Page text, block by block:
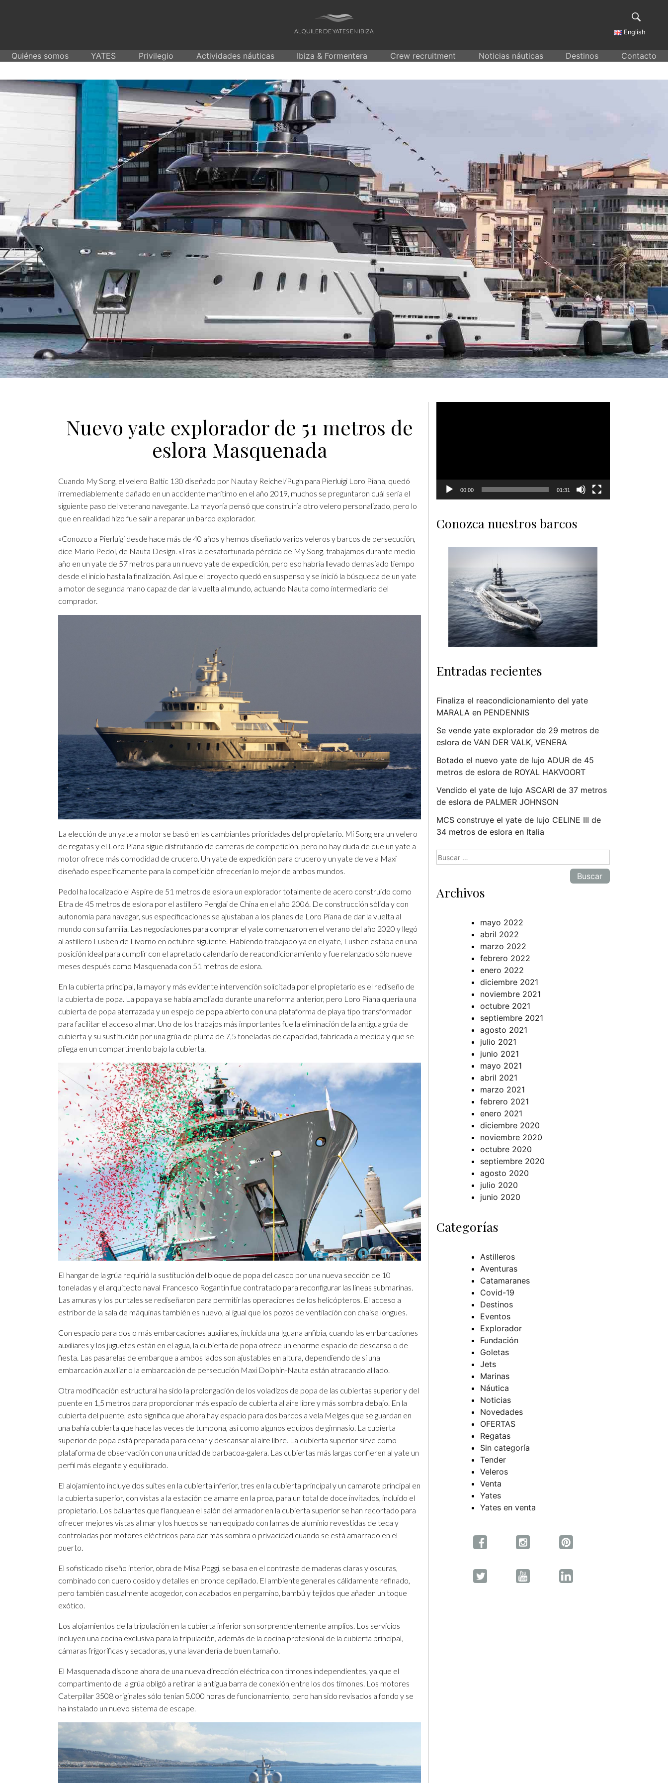
ALQUILER DE YATES EN IBIZA English
Quiénes somos YATES Privilegio Actividades náuticas Ibiza & Formentera Crew recruitment Noticias náuticas Destinos Contacto
Nuevo yate explorador de 51 metros de
eslora Masquenada
Cuando My Song, el velero Baltic 130 diseñado por Nauta y Reichel/Pugh para Pierluigi Loro Piana, quedó
irremediablemente dañado en un accidente marítimo en el año 2019, muchos se preguntaron cuál sería el
siguiente paso del veterano navegante. La mayoría pensó que construiría otro velero personalizado, pero lo
que en realidad hizo fue salir a reparar un barco explorador.
«Conozco a Pierluigi desde hace más de 40 años y hemos diseñado varios veleros y barcos de persecución,
dice Mario Pedol, de Nauta Design. «Tras la desafortunada pérdida de My Song, trabajamos durante medio
año en un yate de 57 metros para un nuevo yate de expedición, pero eso habría llevado demasiado tiempo
desde el inicio hasta la finalización. Así que el proyecto quedó en suspenso y se inició la búsqueda de un yate
a motor de segunda mano capaz de dar la vuelta al mundo, actuando Nauta como intermediario del
comprador.
La elección de un yate a motor se basó en las cambiantes prioridades del propietario. Mi Song era un velero
de regatas y el Loro Piana sigue disfrutando de carreras de competición, pero no hay duda de que un yate a
motor ofrece más comodidad de crucero. Un yate de expedición para crucero y un yate de vela Maxi
diseñado específicamente para la competición ofrecerían lo mejor de ambos mundos.
Pedol ha localizado el Aspire de 51 metros de eslora un explorador totalmente de acero construido como
Etra de 45 metros de eslora por el astillero Penglai de China en el año 2006. De construcción sólida y con
autonomía para navegar, sus especificaciones se ajustaban a los planes de Loro Piana de dar la vuelta al
mundo con su familia. Las negociaciones para comprar el yate comenzaron en el verano del año 2020 y llegó
al astillero Lusben de Livorno en octubre siguiente. Habiendo trabajado ya en el yate, Lusben estaba en una
posición ideal para cumplir con el apretado calendario de reacondicionamiento y fue relanzado sólo nueve
meses después como Masquenada con 51 metros de eslora.
En la cubierta principal, la mayor y más evidente intervención solicitada por el propietario es el rediseño de
la cubierta de popa. La popa ya se había ampliado durante una reforma anterior, pero Loro Piana quería una
cubierta de popa aterrazada y un espejo de popa abierto con una plataforma de playa tipo transformador
para facilitar el acceso al mar. Uno de los trabajos más importantes fue la eliminación de la antigua grúa de
cubierta y su sustitución por una grúa de pluma de 7,5 toneladas de capacidad, fabricada a medida y que se
pliega en un compartimento bajo la cubierta.
El hangar de la grúa requirió la sustitución del bloque de popa del casco por una nueva sección de 10
toneladas y el arquitecto naval Francesco Rogantin fue contratado para reconfigurar las líneas submarinas.
Las amuras y los puntales se rediseñaron para permitir las operaciones de los helicópteros. El acceso a
estribor de la sala de máquinas también es nuevo, al igual que los pozos de ventilación con chaise longues.
Con espacio para dos o más embarcaciones auxiliares, incluida una Iguana anfibia, cuando las embarcaciones
auxiliares y los juguetes están en el agua, la cubierta de popa ofrece un enorme espacio de descanso o de
fiesta. Las pasarelas de embarque a ambos lados son ajustables en altura, dependiendo de si una
embarcación auxiliar o la embarcación de persecución Maxi Dolphin-Nauta están atracando al lado.
Otra modificación estructural ha sido la prolongación de los voladizos de popa de las cubiertas superior y del
puente en 1,5 metros para proporcionar más espacio de cubierta al aire libre y más sombra debajo. En la
cubierta del puente, esto significa que ahora hay espacio para dos barcos a vela Melges que se guardan en
una bahía cubierta que hace las veces de tumbona, así como algunos equipos de gimnasio. La cubierta
superior de popa está preparada para cenar y descansar al aire libre. La cubierta superior sirve como
plataforma de observación con una unidad de barbacoa-galera. Las cubiertas más largas confieren al yate un
perfil más elegante y equilibrado.
El alojamiento incluye dos suites en la cubierta inferior, tres en la cubierta principal y un camarote principal en
la cubierta superior, con vistas a la estación de amarre en la proa, para un total de doce invitados, incluido el
propietario. Los baluartes que flanquean el salón del armador en la cubierta superior se han recortado para
ofrecer mejores vistas al mar y los huecos se han equipado con lamas de aluminio revestidas de teca y
controladas por motores eléctricos para dar más sombra o privacidad cuando se está amarrado en el
puerto.
El sofisticado diseño interior, obra de Misa Poggi, se basa en el contraste de maderas claras y oscuras,
combinado con cuero cosido y detalles en bronce cepillado. El ambiente general es cálidamente refinado,
pero también casualmente acogedor, con acabados en pergamino, bambú y tejidos que añaden un toque
exótico.
Los alojamientos de la tripulación en la cubierta inferior son sorprendentemente amplios. Los servicios
incluyen una cocina exclusiva para la tripulación, además de la cocina profesional de la cubierta principal,
cámaras frigoríficas y secadoras, y una lavandería de buen tamaño.
El Masquenada dispone ahora de una nueva dirección eléctrica con timones independientes, ya que el
compartimento de la grúa obligó a retirar la antigua barra de conexión entre los dos timones. Los motores
Caterpillar 3508 originales sólo tenían 5.000 horas de funcionamiento, pero han sido revisados a fondo y se
ha instalado un nuevo sistema de escape.
00:00 01:31
Conozca nuestros barcos
Entradas recientes
Finaliza el reacondicionamiento del yate
MARALA en PENDENNIS
Se vende yate explorador de 29 metros de
eslora de VAN DER VALK, VENERA
Botado el nuevo yate de lujo ADUR de 45
metros de eslora de ROYAL HAKVOORT
Vendido el yate de lujo ASCARI de 37 metros
de eslora de PALMER JOHNSON
MCS construye el yate de lujo CELINE III de
34 metros de eslora en Italia
Buscar:
Archivos
mayo 2022
abril 2022
marzo 2022
febrero 2022
enero 2022
diciembre 2021
noviembre 2021
octubre 2021
septiembre 2021
agosto 2021
julio 2021
junio 2021
mayo 2021
abril 2021
marzo 2021
febrero 2021
enero 2021
diciembre 2020
noviembre 2020
octubre 2020
septiembre 2020
agosto 2020
julio 2020
junio 2020
Categorías
Astilleros
Aventuras
Catamaranes
Covid-19
Destinos
Eventos
Explorador
Fundación
Goletas
Jets
Marinas
Náutica
Noticias
Novedades
OFERTAS
Regatas
Sin categoría
Tender
Veleros
Venta
Yates
Yates en venta